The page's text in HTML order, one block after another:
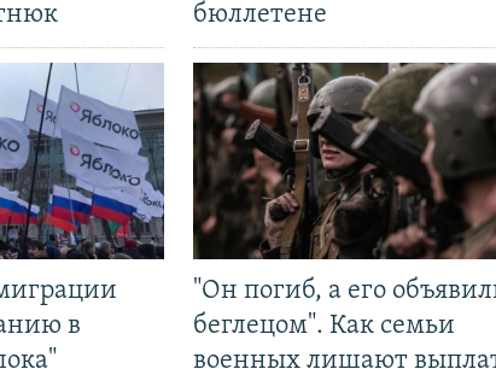
в
бюллетене
"Он погиб, а его
беглецом". Как семьи
военных лишают